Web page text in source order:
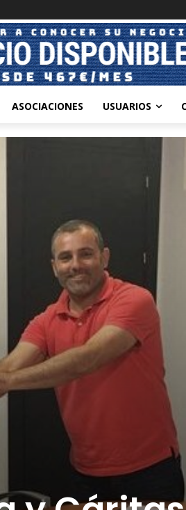
ASOCIACIONES USUARIOS